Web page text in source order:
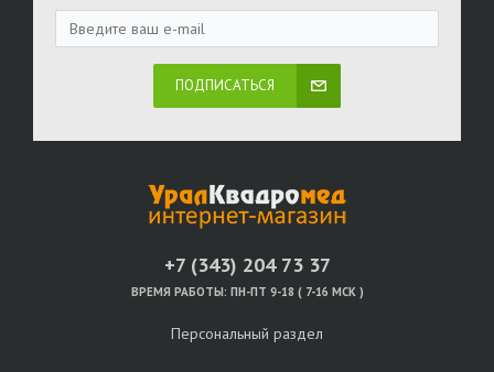
ПОДПИСАТЬСЯ
+7 (343) 204 73 37
ВРЕМЯ РАБОТЫ: ПН-ПТ 9-18 ( 7-16 МСК )
Персональный раздел